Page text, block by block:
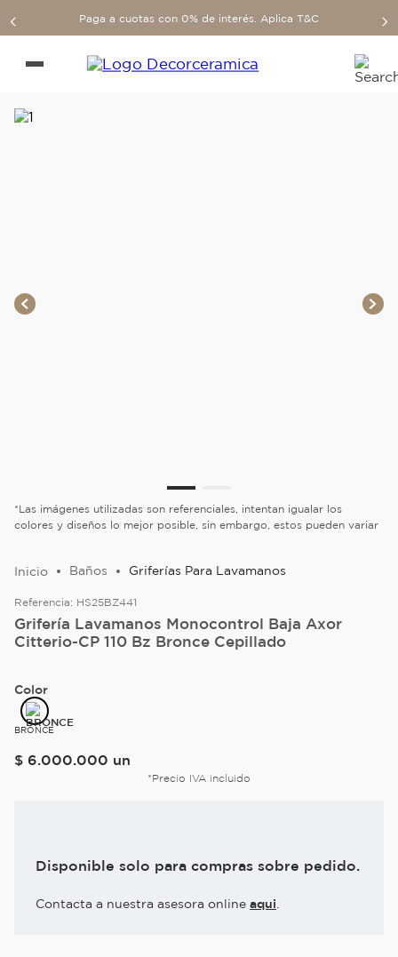
Paga a cuotas con 0% de interés. Aplica T&C
*Las imágenes utilizadas son referenciales, intentan igualar los
colores y diseños lo mejor posible, sin embargo, estos pueden variar
Baños Griferías Para Lavamanos
Referencia: HS25BZ441
Grifería Lavamanos Monocontrol Baja Axor
Citterio-CP 110 Bz Bronce Cepillado
Color
BRONCE
$ 6.000.000 un
*Precio IVA incluido
Disponible solo para compras sobre pedido.
Contacta a nuestra asesora online aqui